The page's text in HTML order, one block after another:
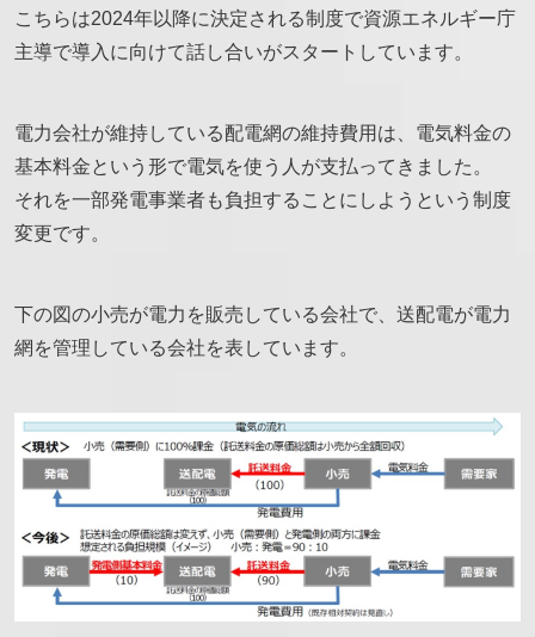
こちらは2024年以降に決定される制度で資源エネルギー庁
主導で導入に向けて話し合いがスタートしています。
電力会社が維持している配電網の維持費用は、電気料金の
基本料金という形で電気を使う人が支払ってきました。
それを一部発電事業者も負担することにしようという制度
変更です。
下の図の小売が電力を販売している会社で、送配電が電力
網を管理している会社を表しています。